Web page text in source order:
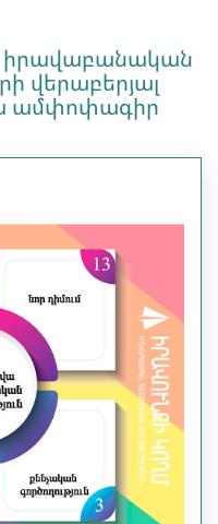
իրավաբանական
վերաբերյալ
ամփոփագիր